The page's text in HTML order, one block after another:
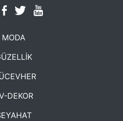
MODA
DEKOR